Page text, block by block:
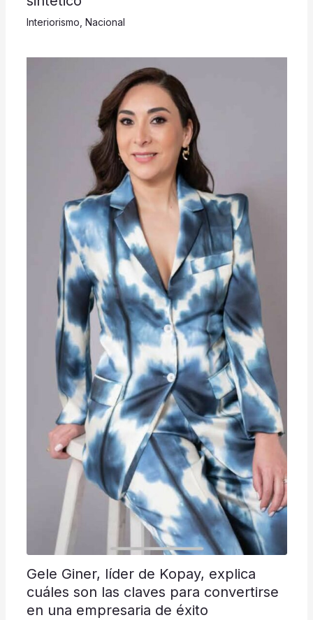
Interiorismo Nacional
Gele Giner, líder de Kopay, explica
cuáles son las claves para convertirse
en una empresaria de éxito